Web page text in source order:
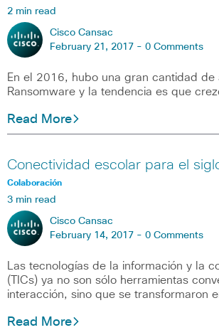
2 min read
Cisco Cansac
February 21, 2017 - 0 Comments
En el 2016, hubo una gran cantidad de
Ransomware y la tendencia es que
Read More
Conectividad escolar para el
Colaboración
3 min read
Cisco Cansac
February 14, 2017 - 0 Comments
Las tecnologías de la información y la
(TICs) ya no son sólo herramientas
interacción, sino que se transformaron
Read More